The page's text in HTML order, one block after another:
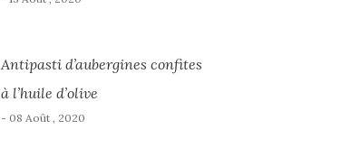
Antipasti d’aubergines confites
à l’huile d’olive
- 08 Août , 2020